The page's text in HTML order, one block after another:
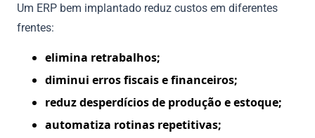
Um ERP bem implantado reduz custos em diferentes
frentes:
elimina retrabalhos;
diminui erros fiscais e financeiros;
reduz desperdícios de produção e estoque;
automatiza rotinas repetitivas;